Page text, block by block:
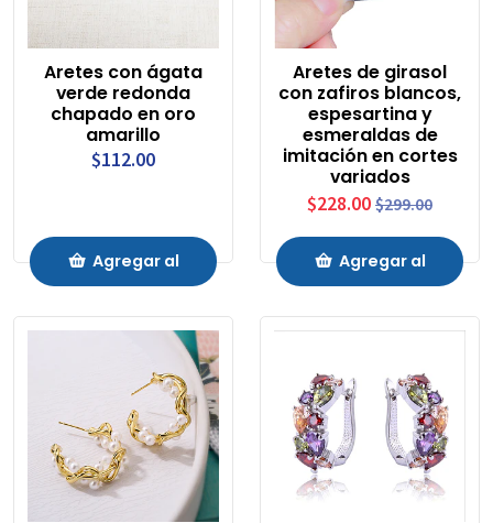
Aretes con ágata
verde redonda
chapado en oro
amarillo
$112.00
Agregar al
Aretes de girasol
con zafiros blancos,
espesartina y
esmeraldas de
imitación en cortes
variados
$228.00 $299.00
Agregar al